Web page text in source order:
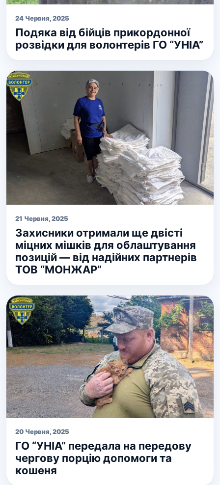
24 Червня, 2025
Подяка від бійців прикордонної
розвідки для волонтерів ГО “УНІА”
21 Червня, 2025
Захисники отримали ще двісті
міцних мішків для облаштування
позицій — від надійних партнерів
ТОВ “МОНЖАР”
20 Червня, 2025
ГО “УНІА” передала на передову
чергову порцію допомоги та
кошеня